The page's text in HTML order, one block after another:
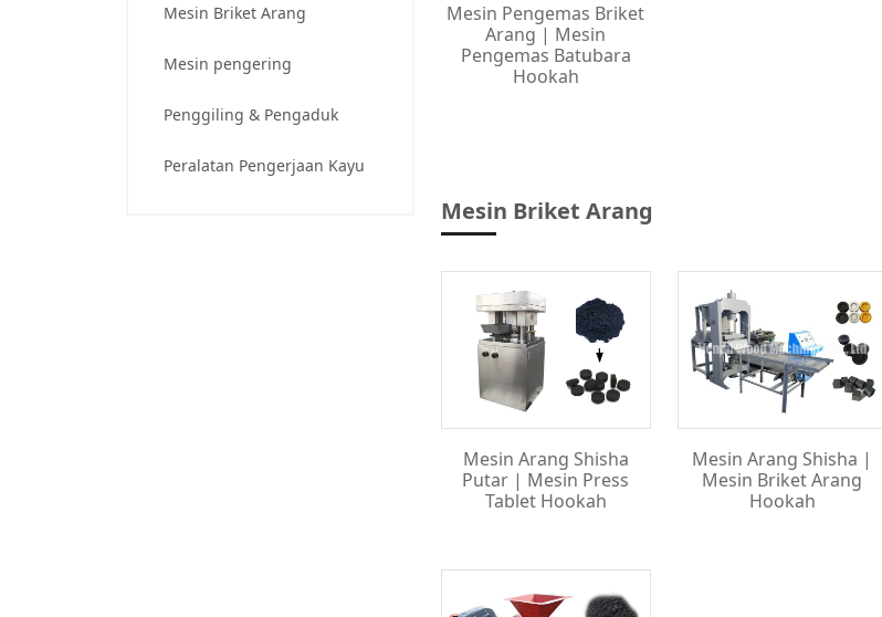
Mesin Briket Arang
Mesin pengering
Penggiling & Pengaduk
Peralatan Pengerjaan Kayu
Mesin Pengemas Briket
Arang | Mesin
Pengemas Batubara
Hookah
Mesin Briket Arang
Mesin Arang Shisha
Putar | Mesin Press
Tablet Hookah
Mesin Arang Shisha |
Mesin Briket Arang
Hookah